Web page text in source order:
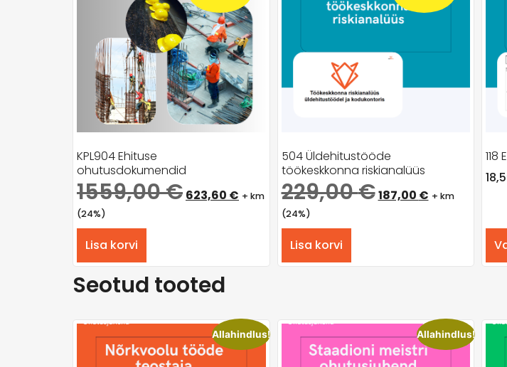
KPL904 Ehituse
ohutusdokumendid
1559,00€ 623,60 € + km
(24%)
Lisa korvi
504 Üldehitustööde
töökeskkonna riskianalüüs
229,00€187,00 € + km
(24%)
Lisa korvi
Seotud tooted
Allahindlus! Allahindlus!